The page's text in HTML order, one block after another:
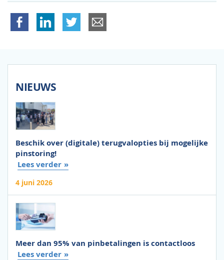
NIEUWS
Beschik over (digitale) terugvalopties bij mogelijke
pinstoring!
Lees verder
4 juni 2026
Meer dan 95% van pinbetalingen is contactloos
Lees verder